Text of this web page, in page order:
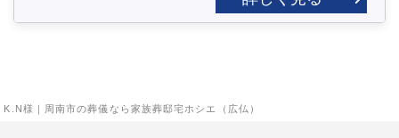
K.N様｜周南市の葬儀なら家族葬邸宅ホシエ（広仏）